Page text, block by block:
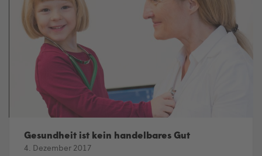
Gesundheit ist kein handelbares Gut
4. Dezember 2017